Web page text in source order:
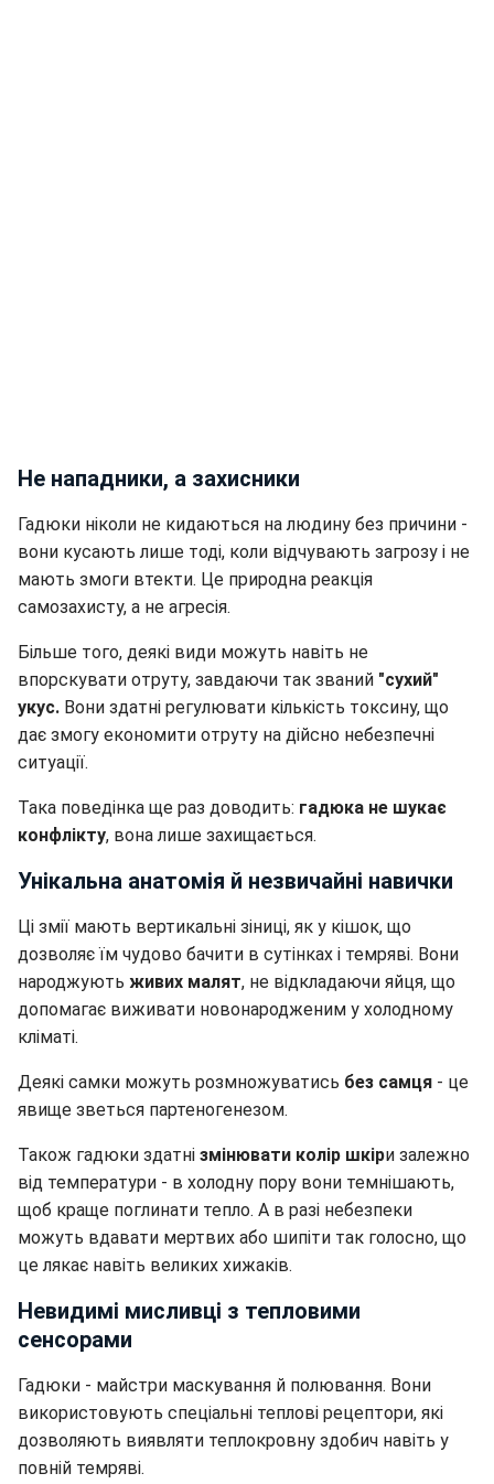
Не нападники, а захисники
Гадюки ніколи не кидаються на людину без причини -
вони кусають лише тоді, коли відчувають загрозу і не
мають змоги втекти. Це природна реакція
самозахисту, а не агресія.
Більше того, деякі види можуть навіть не
впорскувати отруту, завдаючи так званий "сухий"
укус. Вони здатні регулювати кількість токсину, що
дає змогу економити отруту на дійсно небезпечні
ситуації.
Така поведінка ще раз доводить: гадюка не шукає
конфлікту, вона лише захищається.
Унікальна анатомія й незвичайні навички
Ці змії мають вертикальні зіниці, як у кішок, що
дозволяє їм чудово бачити в сутінках і темряві. Вони
народжують живих малят, не відкладаючи яйця, що
допомагає виживати новонародженим у холодному
кліматі.
Деякі самки можуть розмножуватись без самця - це
явище зветься партеногенезом.
Також гадюки здатні змінювати колір шкіри залежно
від температури - в холодну пору вони темнішають,
щоб краще поглинати тепло. А в разі небезпеки
можуть вдавати мертвих або шипіти так голосно, що
це лякає навіть великих хижаків.
Невидимі мисливці з тепловими
сенсорами
Гадюки - майстри маскування й полювання. Вони
використовують спеціальні теплові рецептори, які
дозволяють виявляти теплокровну здобич навіть у
повній темряві.